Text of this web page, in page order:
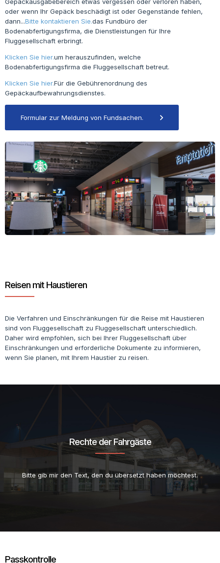
oder wenn Ihr Gepäck beschädigt ist oder Gegenstände fehlen,
dann...Bitte kontaktieren Sie.das Fundbüro der
Bodenabfertigungsfirma, die Dienstleistungen für Ihre
Fluggesellschaft erbringt.
Klicken Sie hier.um herauszufinden, welche
Bodenabfertigungsfirma die Fluggesellschaft betreut.
Klicken Sie hier.Für die Gebührenordnung des
Gepäckaufbewahrungsdienstes.
Formular zur Meldung von Fundsachen.
Reisen mit Haustieren
Die Verfahren und Einschränkungen für die Reise mit Haustieren
sind von Fluggesellschaft zu Fluggesellschaft unterschiedlich.
Daher wird empfohlen, sich bei Ihrer Fluggesellschaft über
Einschränkungen und erforderliche Dokumente zu informieren,
wenn Sie planen, mit Ihrem Haustier zu reisen.
Rechte der Fahrgäste
Bitte gib mir den Text, den du übersetzt haben möchtest.
Passkontrolle